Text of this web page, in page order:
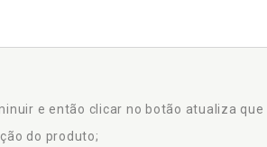
e então clicar no botão atualiza
do produto;